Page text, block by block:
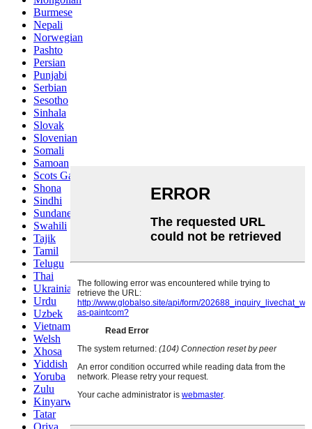
Burmese
Nepali
Norwegian
Pashto
Persian
Punjabi
Serbian
Sesotho
Sinhala
Slovak
Slovenian
Somali
Samoan
Scots Gaelic
Shona
Sindhi
Sundanese
Swahili
Tajik
Tamil
Telugu
Thai
Ukrainian
Urdu
Uzbek
Vietnamese
Welsh
Xhosa
Yiddish
Yoruba
Zulu
Kinyarwanda
Tatar
Oriya